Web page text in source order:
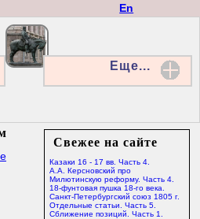
En
Еще...
Свежее на сайте
Казаки 16 - 17 вв. Часть 4.
А.А. Керсновский про
Милютинскую реформу. Часть 4.
18-фунтовая пушка 18-го века.
Санкт-Петербургский союз 1805 г.
Отдельные статьи. Часть 5.
Сближение позиций. Часть 1.